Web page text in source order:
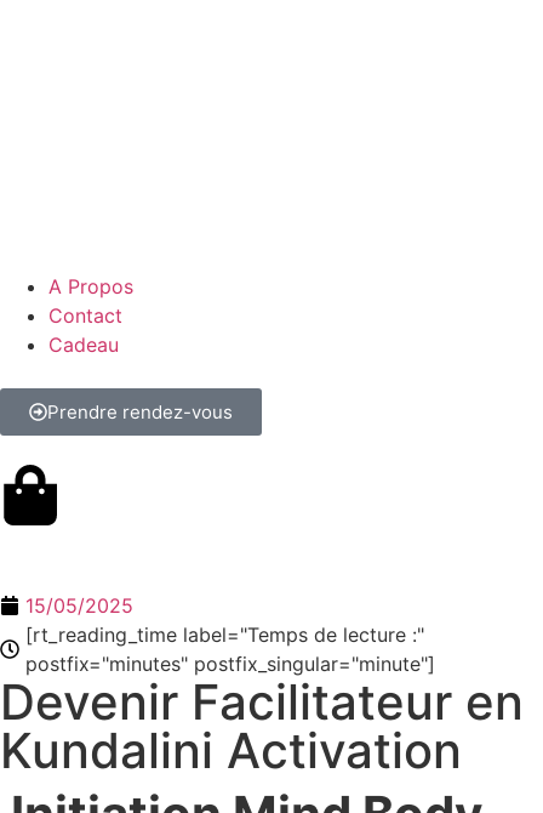
A Propos
Contact
Cadeau
Prendre rendez-vous
15/05/2025
[rt_reading_time label="Temps de lecture :"
postfix="minutes" postfix_singular="minute"]
Devenir Facilitateur en
Kundalini Activation